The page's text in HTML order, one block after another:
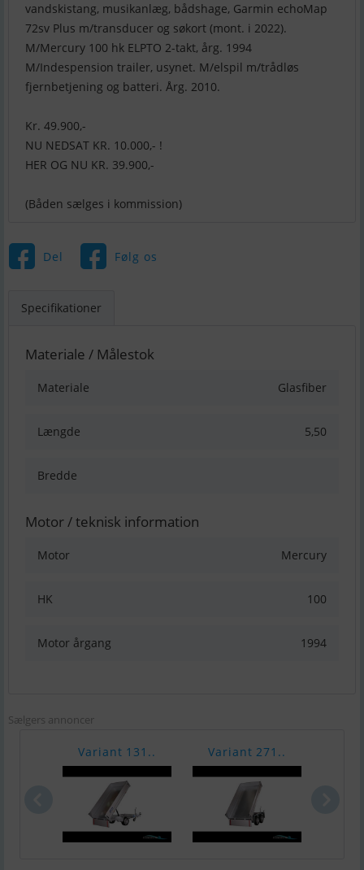
vandskistang, musikanlæg, bådshage, Garmin echoMap
72sv Plus m/transducer og søkort (mont. i 2022).
M/Mercury 100 hk ELPTO 2-takt, årg. 1994
M/Indespension trailer, usynet. M/elspil m/trådløs
fjernbetjening og batteri. Årg. 2010.
Kr. 49.900,-
NU NEDSAT KR. 10.000,- !
HER OG NU KR. 39.900,-
(Båden sælges i kommission)
Del Følg os
Specifikationer
Materiale / Målestok
Materiale Glasfiber
Længde 5,50
Bredde
Motor / teknisk information
Motor Mercury
HK 100
Motor årgang 1994
Sælgers annoncer
Variant 131.. Variant 271..